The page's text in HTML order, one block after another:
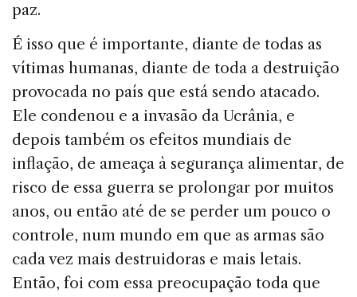
paz.
É isso que é importante, diante de todas as
vítimas humanas, diante de toda a destruição
provocada no país que está sendo atacado.
Ele condenou e a invasão da Ucrânia, e
depois também os efeitos mundiais de
inflação, de ameaça à segurança alimentar, de
risco de essa guerra se prolongar por muitos
anos, ou então até de se perder um pouco o
controle, num mundo em que as armas são
cada vez mais destruidoras e mais letais.
Então, foi com essa preocupação toda que